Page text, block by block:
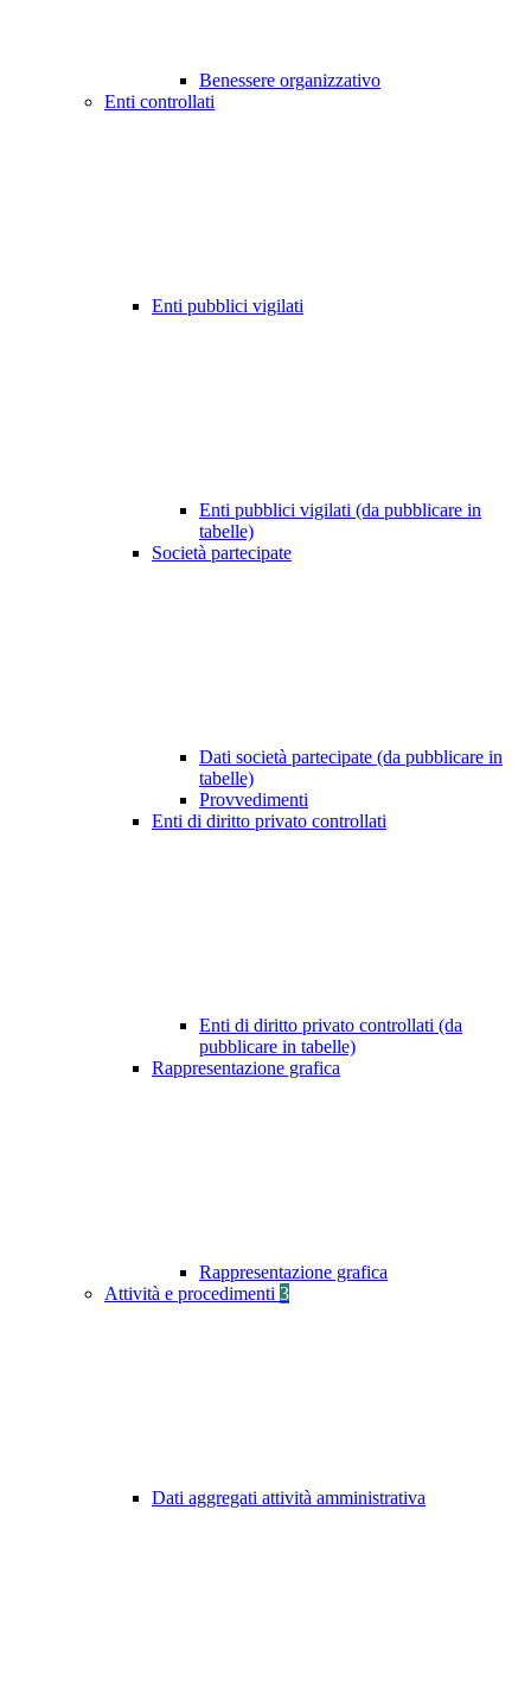
Benessere organizzativo
Enti controllati
Enti pubblici vigilati
Enti pubblici vigilati (da pubblicare in
tabelle)
Società partecipate
Dati società partecipate (da pubblicare in
tabelle)
Provvedimenti
Enti di diritto privato controllati
Enti di diritto privato controllati (da
pubblicare in tabelle)
Rappresentazione grafica
Rappresentazione grafica
Attività e procedimenti 3
Dati aggregati attività amministrativa